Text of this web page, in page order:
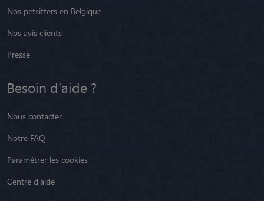
Nos petsitters en Belgique
Nos avis clients
Presse
Besoin d'aide ?
Nous contacter
Notre FAQ
Paramétrer les cookies
Centre d'aide